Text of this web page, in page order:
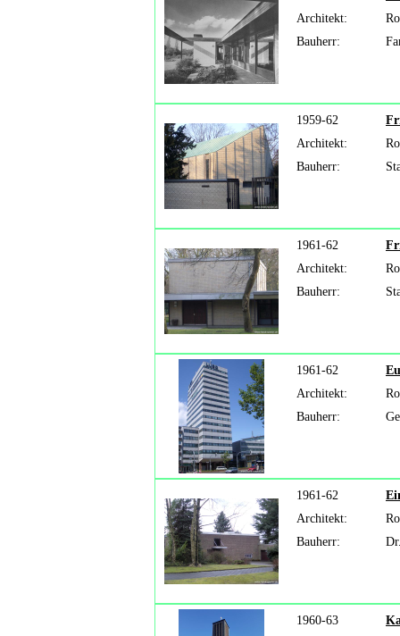
Architekt:
Bauherr:
1959-62
Architekt:
Bauherr:
1961-62
Architekt:
Bauherr:
1961-62
Architekt:
Bauherr:
1961-62
Architekt:
Bauherr:
1960-63